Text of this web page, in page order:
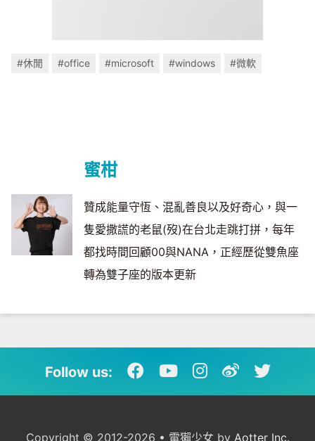
#休閒 #office #microsoft #windows #微軟
蜜柑
贊成能量守恆、混亂善良以及好奇心，與一
隻愛撒謊的老鼠(歿)在台北走跳打拼，每年
都找時間回顧00與NANA，正經歷從雙魚座
轉為雙子座的版本更新
Follow us:
Copyright © 2012-2026 • 電獺少女 by Aotter Inc.